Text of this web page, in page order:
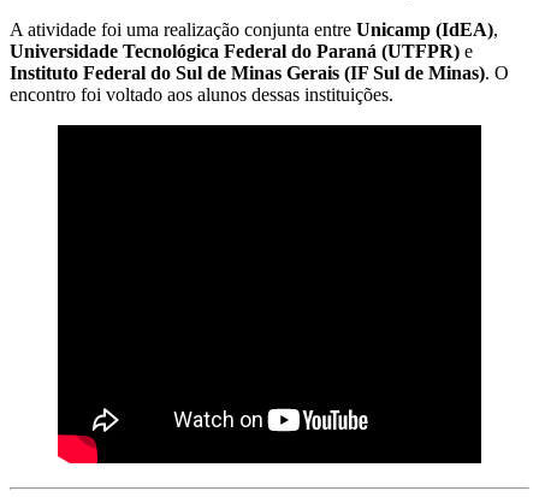
A atividade foi uma realização conjunta entre Unicamp (IdEA),
Universidade Tecnológica Federal do Paraná (UTFPR) e
Instituto Federal do Sul de Minas Gerais (IF Sul de Minas). O
encontro foi voltado aos alunos dessas instituições.